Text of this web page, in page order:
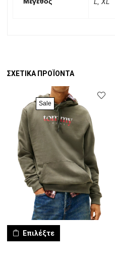
ΣΧΕΤΙΚΆ ΠΡΟΪΌΝΤΑ
Sale
Επιλέξτε